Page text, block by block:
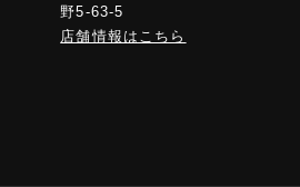
野5-63-5
店舗情報はこちら